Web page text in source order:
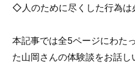
◇人のために尽くした行為は
本記事では全5ページにわた
た山岡さんの体験談をお話し